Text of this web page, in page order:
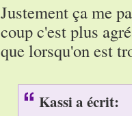
Justement ça me
coup c'est plus
que lorsqu'on est
Kassi a écrit: